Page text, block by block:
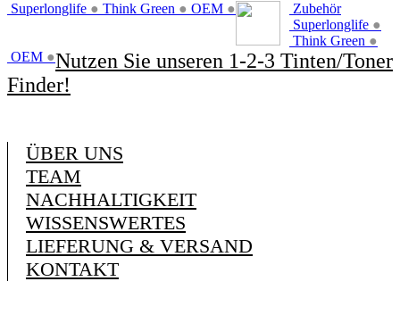
Superlonglife ● Think Green ● OEM ●
Zubehör
Superlonglife ●
Think Green ●
OEM ●Nutzen Sie unseren 1-2-3 Tinten/Toner
Finder!
ÜBER UNS
TEAM
NACHHALTIGKEIT
WISSENSWERTES
LIEFERUNG & VERSAND
KONTAKT